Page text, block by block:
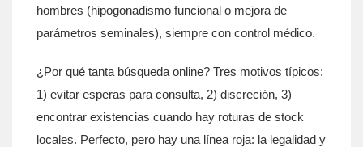
hombres (hipogonadismo funcional o mejora de
parámetros seminales), siempre con control médico.
¿Por qué tanta búsqueda online? Tres motivos típicos:
1) evitar esperas para consulta, 2) discreción, 3)
encontrar existencias cuando hay roturas de stock
locales. Perfecto, pero hay una línea roja: la legalidad y